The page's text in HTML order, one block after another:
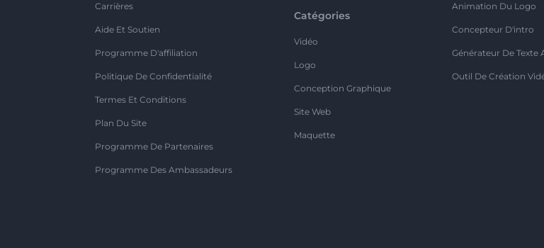
Carrières
Aide Et Soutien
Programme D'affiliation
Politique De Confidentialité
Termes Et Conditions
Plan Du Site
Programme De Partenaires
Programme Des Ambassadeurs
Catégories
Vidéo
Logo
Conception Graphique
Site Web
Maquette
Animation Du Logo
Concepteur D'intro
Générateur De Texte
Outil De Création